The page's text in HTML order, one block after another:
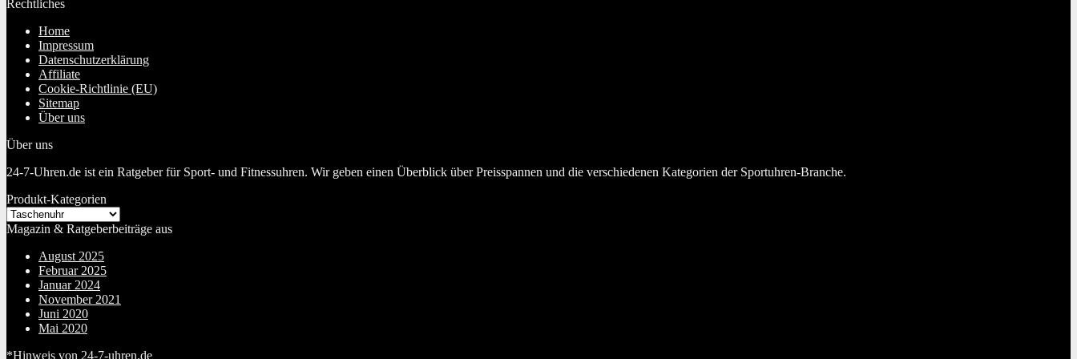
Rechtliches
Home
Impressum
Datenschutzerklärung
Affiliate
Cookie-Richtlinie (EU)
Sitemap
Über uns
Über uns
24-7-Uhren.de ist ein Ratgeber für Sport- und Fitnessuhren. Wir geben einen Überblick über Preisspannen und die verschiedenen Kategorien der Sportuhren-Branche.
Produkt-Kategorien
Magazin & Ratgeberbeiträge aus
August 2025
Februar 2025
Januar 2024
November 2021
Juni 2020
Mai 2020
*Hinweis von 24-7-uhren.de